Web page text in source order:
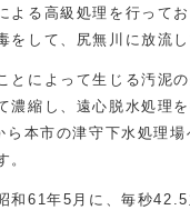
よる高級処理を行って
をして、尻無川に放流し
によって生じる汚泥
濃縮し、遠心脱水処理
本市の津守下水処理場
。
和61年5月に、毎秒42.5